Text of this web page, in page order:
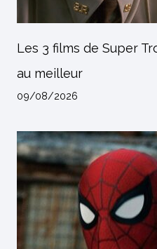
Les 3 films de Super
au meilleur
09/08/2026